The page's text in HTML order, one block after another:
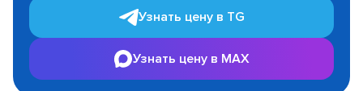
Узнать цену в TG
Узнать цену в MAX